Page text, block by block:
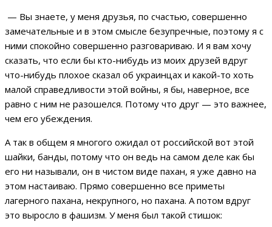
— Вы знаете, у меня друзья, по счастью, совершенно
замечательные и в этом смысле безупречные, поэтому я с
ними спокойно совершенно разговариваю. И я вам хочу
сказать, что если бы кто-нибудь из моих друзей вдруг
что-нибудь плохое сказал об украинцах и какой-то хоть
малой справедливости этой войны, я бы, наверное, все
равно с ним не разошелся. Потому что друг — это важнее,
чем его убеждения.
А так в общем я многого ожидал от российской вот этой
шайки, банды, потому что он ведь на самом деле как бы
его ни называли, он в чистом виде пахан, я уже давно на
этом настаиваю. Прямо совершенно все приметы
лагерного пахана, некрупного, но пахана. А потом вдруг
это выросло в фашизм. У меня был такой стишок: